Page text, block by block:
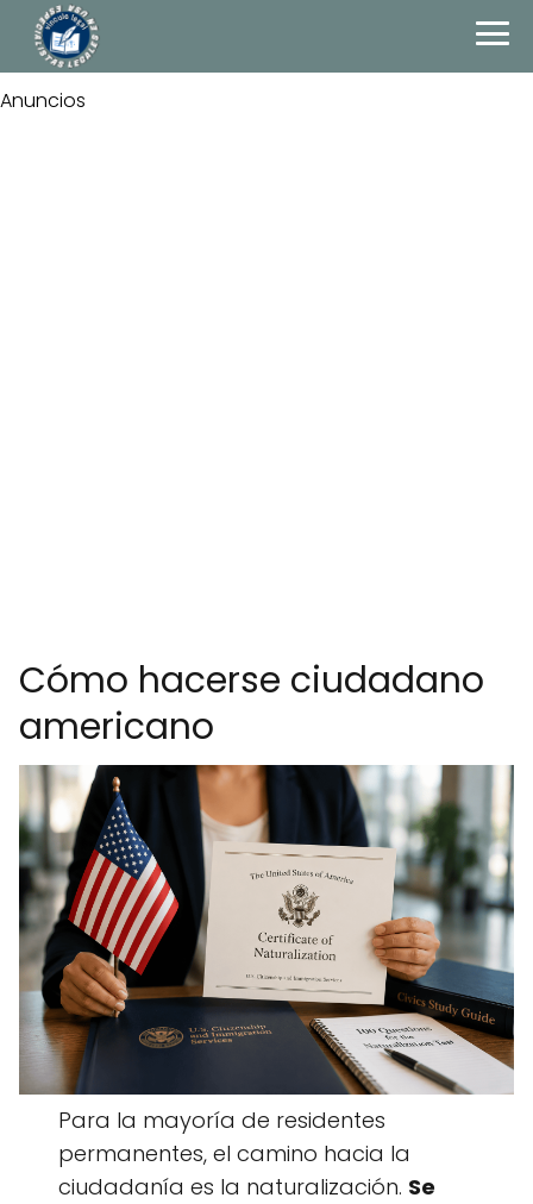
Anuncios
Cómo hacerse ciudadano
americano
Para la mayoría de residentes
permanentes, el camino hacia la
ciudadanía es la naturalización. Se